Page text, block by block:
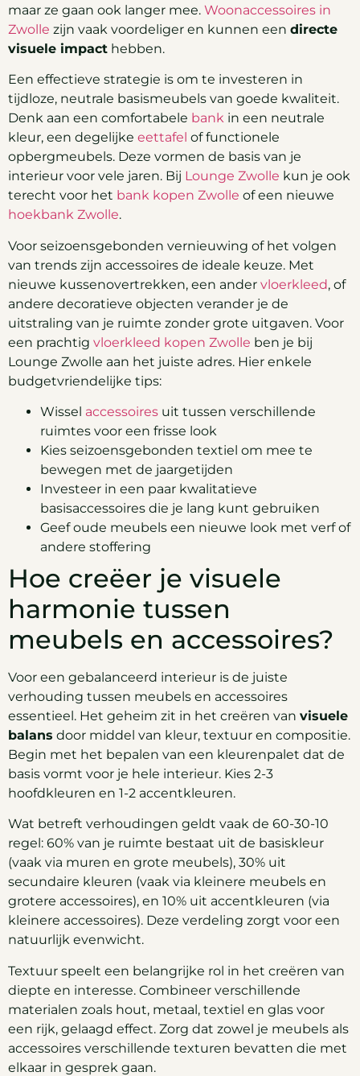
maar ze gaan ook langer mee. Woonaccessoires in
Zwolle zijn vaak voordeliger en kunnen een directe
visuele impact hebben.
Een effectieve strategie is om te investeren in
tijdloze, neutrale basismeubels van goede kwaliteit.
Denk aan een comfortabele bank in een neutrale
kleur, een degelijke eettafel of functionele
opbergmeubels. Deze vormen de basis van je
interieur voor vele jaren. Bij Lounge Zwolle kun je ook
terecht voor het bank kopen Zwolle of een nieuwe
hoekbank Zwolle.
Voor seizoensgebonden vernieuwing of het volgen
van trends zijn accessoires de ideale keuze. Met
nieuwe kussenovertrekken, een ander vloerkleed, of
andere decoratieve objecten verander je de
uitstraling van je ruimte zonder grote uitgaven. Voor
een prachtig vloerkleed kopen Zwolle ben je bij
Lounge Zwolle aan het juiste adres. Hier enkele
budgetvriendelijke tips:
Wissel accessoires uit tussen verschillende
ruimtes voor een frisse look
Kies seizoensgebonden textiel om mee te
bewegen met de jaargetijden
Investeer in een paar kwalitatieve
basisaccessoires die je lang kunt gebruiken
Geef oude meubels een nieuwe look met verf of
andere stoffering
Hoe creëer je visuele
harmonie tussen
meubels en accessoires?
Voor een gebalanceerd interieur is de juiste
verhouding tussen meubels en accessoires
essentieel. Het geheim zit in het creëren van visuele
balans door middel van kleur, textuur en compositie.
Begin met het bepalen van een kleurenpalet dat de
basis vormt voor je hele interieur. Kies 2-3
hoofdkleuren en 1-2 accentkleuren.
Wat betreft verhoudingen geldt vaak de 60-30-10
regel: 60% van je ruimte bestaat uit de basiskleur
(vaak via muren en grote meubels), 30% uit
secundaire kleuren (vaak via kleinere meubels en
grotere accessoires), en 10% uit accentkleuren (via
kleinere accessoires). Deze verdeling zorgt voor een
natuurlijk evenwicht.
Textuur speelt een belangrijke rol in het creëren van
diepte en interesse. Combineer verschillende
materialen zoals hout, metaal, textiel en glas voor
een rijk, gelaagd effect. Zorg dat zowel je meubels als
accessoires verschillende texturen bevatten die met
elkaar in gesprek gaan.